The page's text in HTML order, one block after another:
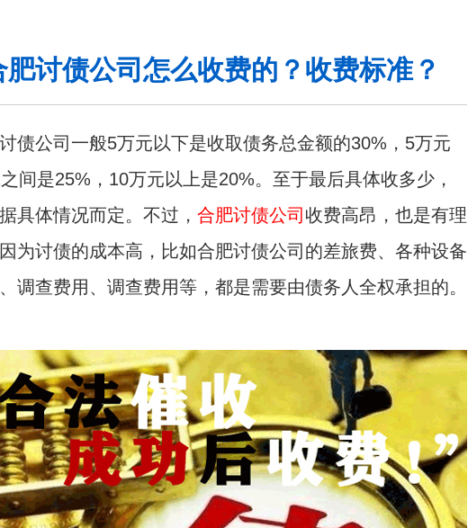
肥讨债公司怎么收费的？收费标准？
债公司一般5万元以下是收取债务总金额的30%，5万元
间是25%，10万元以上是20%。至于最后具体收多少，
具体情况而定。不过， 合肥讨债公司 收费高昂，也是有理
为讨债的成本高，比如合肥讨债公司的差旅费、各种设备
调查费用、调查费用等，都是需要由债务人全权承担的。